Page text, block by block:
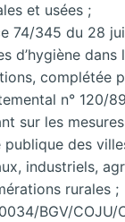
et usées ;
74/345 du 28
d’hygiène dans
complétée
n° 120/
sur les
publique des
industriels,
rurales ;
BGV/COJU/